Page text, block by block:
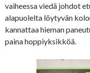
vaiheessa viedä johdot
alapuolelta löytyvän
kannattaa hieman
paina hoppiyksikköä.